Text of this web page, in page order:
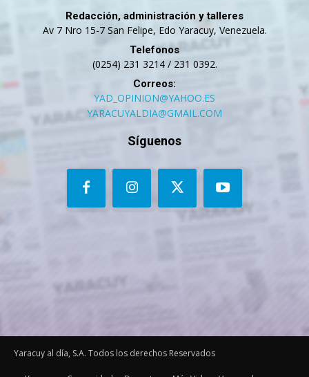
Redacción, administración y talleres
Av 7 Nro 15-7 San Felipe, Edo Yaracuy, Venezuela.
Telefonos
(0254) 231 3214 / 231 0392.
Correos:
YAD_OPINION@YAHOO.ES
YARACUYALDIA@GMAIL.COM
Síguenos
Yaracuy al día, S.A. Todos los derechos Reservados